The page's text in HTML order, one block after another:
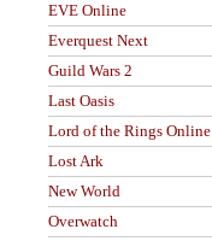
EVE Online
Everquest Next
Guild Wars 2
Last Oasis
Lord of the Rings Online
Lost Ark
New World
Overwatch